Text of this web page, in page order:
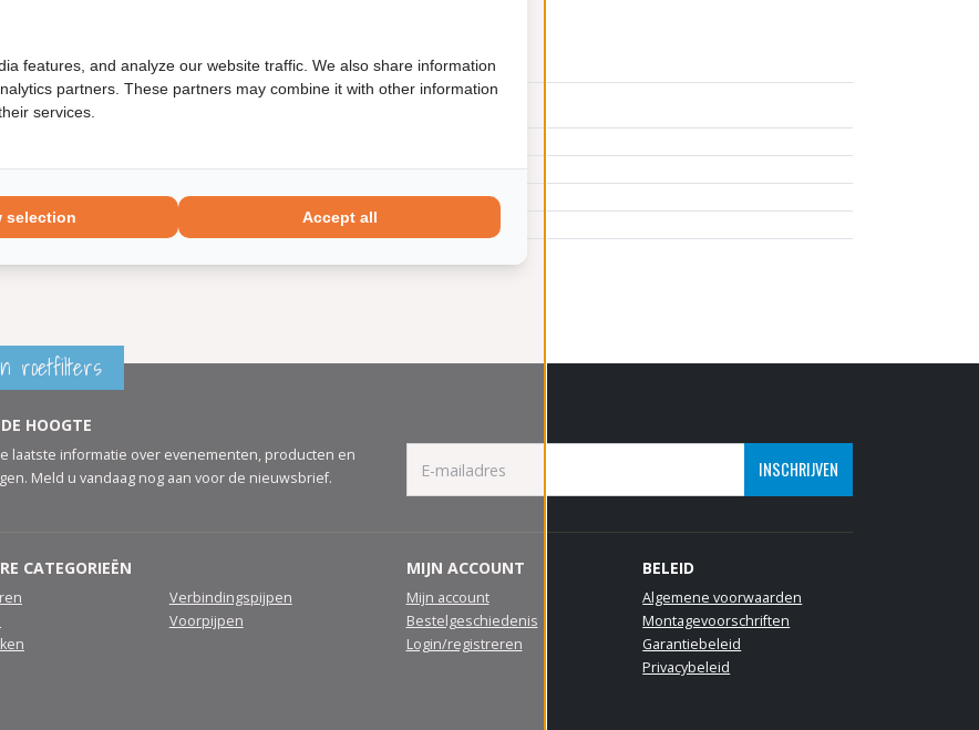
roetfilters
HOOGTE
laatste informatie over evenementen, producten en
Meld u vandaag nog aan voor de nieuwsbrief.
INSCHRIJVEN
CATEGORIEËN
Verbindingspijpen
Voorpijpen
MIJN ACCOUNT
Mijn account
Bestelgeschiedenis
Login/registreren
BELEID
Algemene voorwaarden
Montagevoorschriften
Garantiebeleid
Privacybeleid
features, and analyze our website traffic. We also share information
partners. These partners may combine it with other information
services.
selection Accept all